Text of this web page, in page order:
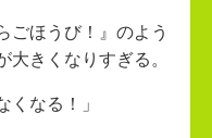
ごほうび！』のよう
大きくなりすぎる。
くなる！」